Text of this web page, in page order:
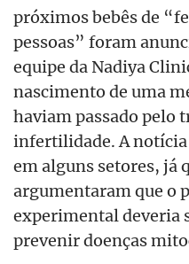
próximos bebês de
pessoas” foram
equipe da Nadiya
nascimento de uma
haviam passado pelo
infertilidade. A
em alguns setores, já
argumentaram que o
experimental deveria
prevenir doenças